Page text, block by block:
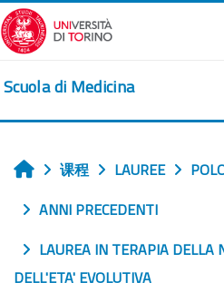
跳到主要内容
Scuola di Medicina
首页课程 LAUREE
ANNI PRECEDENTI
LAUREA IN TERAPIA DELLA
DELL'ETA' EVOLUTIVA